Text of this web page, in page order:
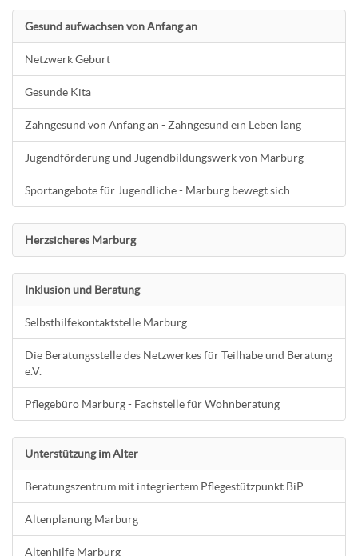
Gesund aufwachsen von Anfang an
Netzwerk Geburt
Gesunde Kita
Zahngesund von Anfang an - Zahngesund ein Leben lang
Jugendförderung und Jugendbildungswerk von Marburg
Sportangebote für Jugendliche - Marburg bewegt sich
Herzsicheres Marburg
Inklusion und Beratung
Selbsthilfekontaktstelle Marburg
Die Beratungsstelle des Netzwerkes für Teilhabe und Beratung
e.V.
Pflegebüro Marburg - Fachstelle für Wohnberatung
Unterstützung im Alter
Beratungszentrum mit integriertem Pflegestützpunkt BiP
Altenplanung Marburg
Altenhilfe Marburg